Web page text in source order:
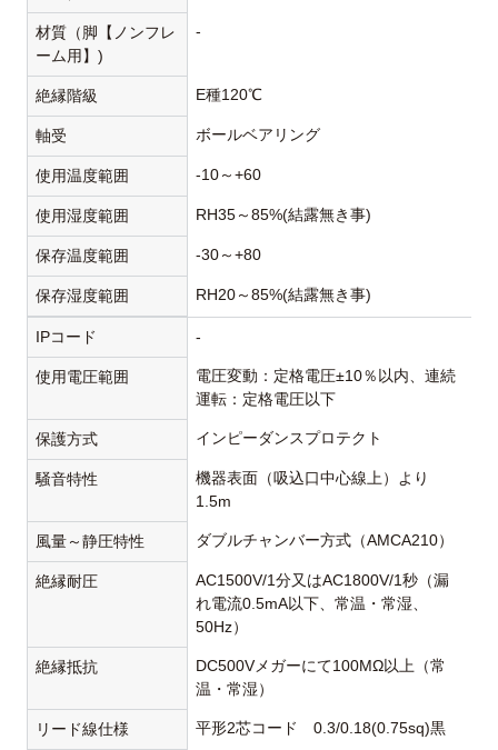
材質（脚【ノンフレ
ーム用】)
-
絶縁階級 E種120℃
軸受 ボールベアリング
使用温度範囲 -10～+60
使用湿度範囲 RH35～85%(結露無き事)
保存温度範囲 -30～+80
保存湿度範囲 RH20～85%(結露無き事)
IPコード -
使用電圧範囲
電圧変動：定格電圧±10％以内、連続
運転：定格電圧以下
保護方式 インピーダンスプロテクト
騒音特性
機器表面（吸込口中心線上）より
1.5m
風量～静圧特性 ダブルチャンバー方式（AMCA210）
絶縁耐圧
AC1500V/1分又はAC1800V/1秒（漏
れ電流0.5mA以下、常温・常湿、
50Hz）
絶縁抵抗
DC500Vメガーにて100MΩ以上（常
温・常湿）
リード線仕様 平形2芯コード 0.3/0.18(0.75sq)黒